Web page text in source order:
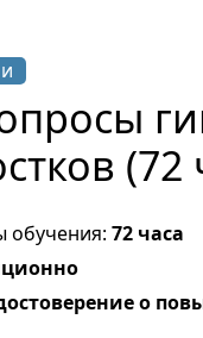
(72
обучения: 72 часа
о